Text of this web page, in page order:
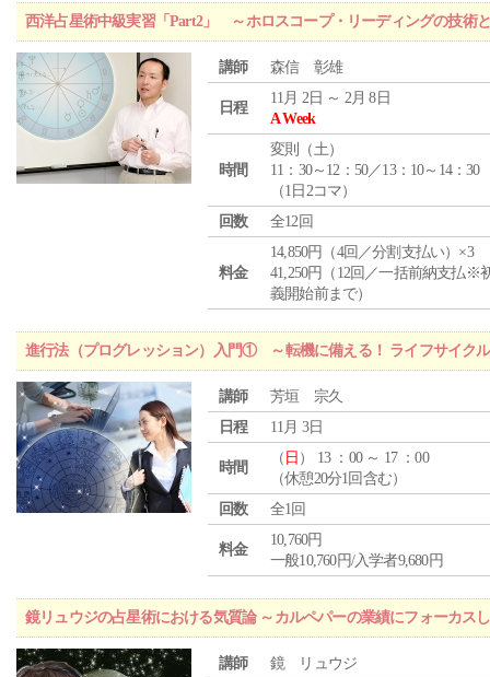
西洋占星術中級実習「Part2」 ～ホロスコープ・リーディングの技術
講師 森信 彰雄
日程
11月 2日 ～ 2月 8日
A Week
時間
変則（土）
11：30～12：50／13：10～14：30
（1日2コマ）
回数
全12回
料金
14,850円（4回／分割支払い）×3
41,250円（12回／一括前納支払※
義開始前まで）
進行法（プログレッション）入門① ～転機に備える！ ライフサイク
講師
芳垣 宗久
日程
11月 3日
時間
（ 日 ） 13 ：00 ～ 17 ：00
（休憩20分1回含む）
回数
全1回
料金
10,760円
一般10,760円/入学者9,680円
鏡リュウジの占星術における気質論 ～カルペパーの業績にフォーカス
講師
鏡 リュウジ